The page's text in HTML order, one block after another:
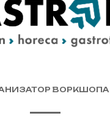
ВОРКШОПА